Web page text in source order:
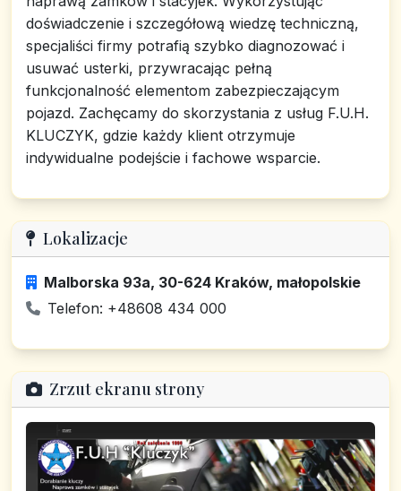
doświadczenie i szczegółową wiedzę techniczną,
specjaliści firmy potrafią szybko diagnozować i
usuwać usterki, przywracając pełną
funkcjonalność elementom zabezpieczającym
pojazd. Zachęcamy do skorzystania z usług F.U.H.
KLUCZYK, gdzie każdy klient otrzymuje
indywidualne podejście i fachowe wsparcie.
Lokalizacje
Malborska 93a, 30-624 Kraków, małopolskie
Telefon: +48608 434 000
Zrzut ekranu strony